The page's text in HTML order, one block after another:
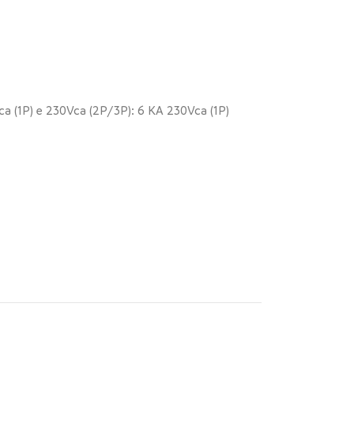
e 230Vca (2P/3P): 6 KA 230Vca (1P)